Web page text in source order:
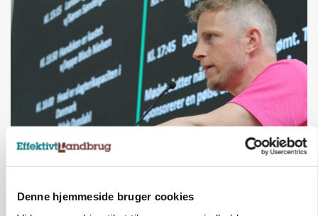
Denne hjemmeside bruger cookies
GRISE
katastrofe